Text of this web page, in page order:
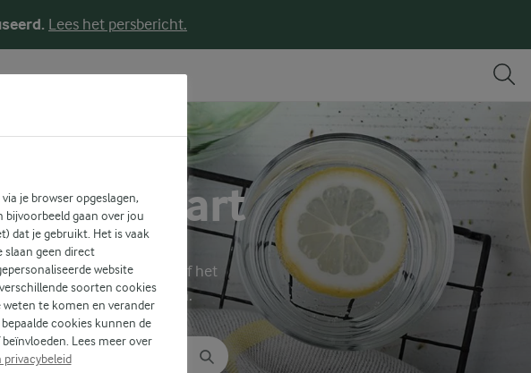
Lees het persbericht.
taart
zoekfunctie of het
ingrediënten te vinden.
je browser opgeslagen,
gaan over jou
dat je gebruikt. Het is vaak
slaan geen direct
website
soorten cookies
te komen en verander
cookies kunnen de
Lees meer over
privacybeleid